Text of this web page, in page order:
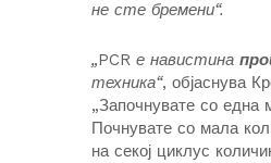
не сте бремени“.
„PCR е навистина
техника“, објаснува
„Започнувате со една
Почнувате со мала
на секој циклус